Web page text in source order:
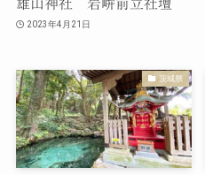
雄山神社 岩峅前立社壇
2023年4月21日
茨城県